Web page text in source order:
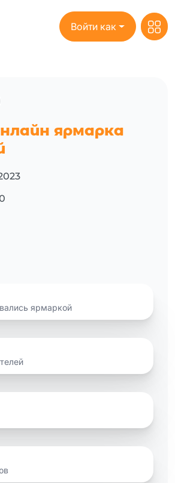
Войти как
ярмарка
ярмаркой